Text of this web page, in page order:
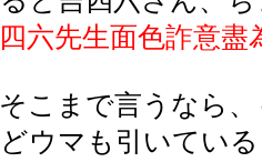
六先生面色詐意盡
そこまで言うなら
ウマも引いてい